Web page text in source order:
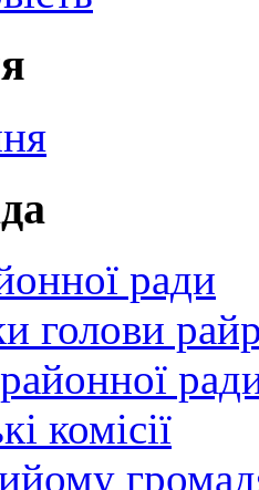
ради
голови
комісії